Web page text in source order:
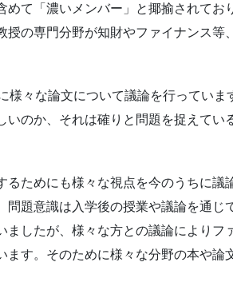
て「濃いメンバー」と揶揄されてお
の専門分野が知財やファイナンス等
々な論文について議論を行っていま
のか、それは確りと問題を捉えてい
ためにも様々な視点を今のうちに議
題意識は入学後の授業や議論を通じ
したが、様々な方との議論によりフ
す。そのために様々な分野の本や論